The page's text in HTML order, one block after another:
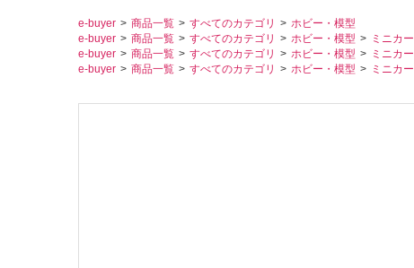
e-buyer 商品一覧 すべてのカテゴリ
ホビー・模型
e-buyer
商品一覧 すべてのカテゴリ ホビー・模型
ミニカー
e-buyer
商品一覧 すべてのカテゴリ ホビー・模型 ミニカー
e-buyer
商品一覧 すべてのカテゴリ ホビー・模型 ミニカー